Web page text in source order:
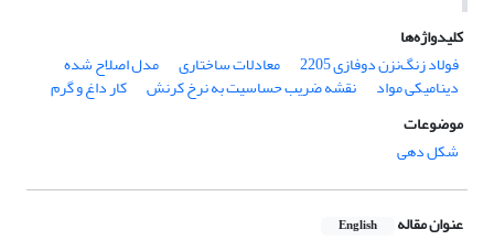
کلیدواژه‌ها
فولاد زنگ‌نزن دوفازی 2205
معادلات ساختاری مدل اصلاح شده
دینامیکی مواد نقشه ضریب حساسیت به نرخ کرنش
کار داغ و گرم
موضوعات
شکل دهی
عنوان مقاله English